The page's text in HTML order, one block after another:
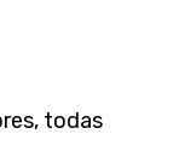
todas